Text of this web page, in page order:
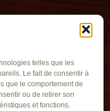
telles que les
Le fait de consentir à
que le comportement de
ou de retirer son
et fonctions.